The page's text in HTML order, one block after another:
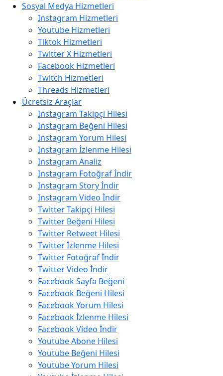
Sosyal Medya Hizmetleri
Instagram Hizmetleri
Youtube Hizmetleri
Tiktok Hizmetleri
Twitter X Hizmetleri
Facebook Hizmetleri
Twitch Hizmetleri
Threads Hizmetleri
Ücretsiz Araçlar
Instagram Takipçi Hilesi
Instagram Beğeni Hilesi
Instagram Yorum Hilesi
Instagram İzlenme Hilesi
Instagram Analiz
Instagram Fotoğraf İndir
Instagram Story İndir
Instagram Video İndir
Twitter Takipçi Hilesi
Twitter Beğeni Hilesi
Twitter Retweet Hilesi
Twitter İzlenme Hilesi
Twitter Fotoğraf İndir
Twitter Video İndir
Facebook Sayfa Beğeni
Facebook Beğeni Hilesi
Facebook Yorum Hilesi
Facebook İzlenme Hilesi
Facebook Video İndir
Youtube Abone Hilesi
Youtube Beğeni Hilesi
Youtube Yorum Hilesi